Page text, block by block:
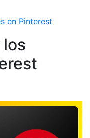
en Pinterest
los